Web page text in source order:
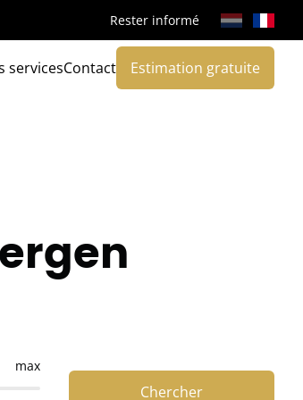
Rester informé
servicesContact Estimation gratuite
max
Chercher